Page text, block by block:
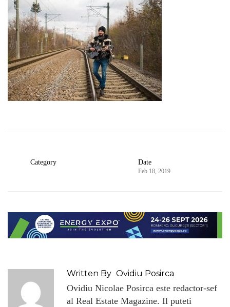
Category Date
Feb 18, 2019
Written By Ovidiu Posirca
Ovidiu Nicolae Posirca este redactor-sef
al Real Estate Magazine. Il puteti